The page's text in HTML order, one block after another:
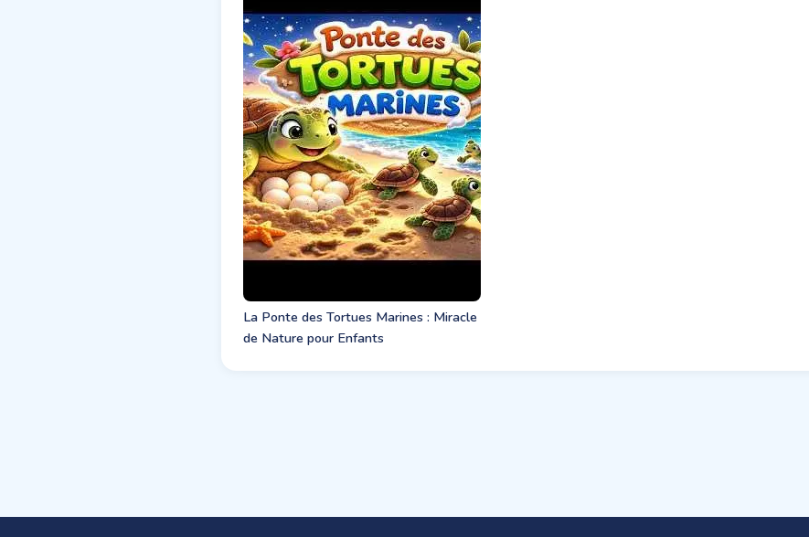
La Ponte des Tortues Marines : Miracle
de Nature pour Enfants